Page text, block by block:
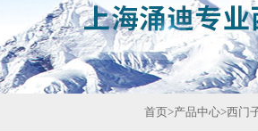
首页>产品中心>西门